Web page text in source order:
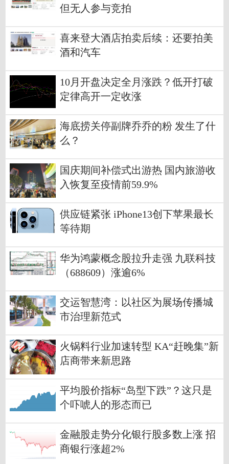
但无人参与竞拍
喜来登大酒店拍卖后续：还要拍美
酒和汽车
10月开盘决定全月涨跌？低开打破
定律高开一定收涨
海底捞关停副牌乔乔的粉 发生了什
么？
国庆期间补偿式出游热 国内旅游收
入恢复至疫情前59.9%
供应链紧张 iPhone13创下苹果最长
等待期
华为鸿蒙概念股拉升走强 九联科技
（688609）涨逾6%
交运智慧湾：以社区为展场传播城
市治理新范式
火锅料行业加速转型 KA“赶晚集”新
店商带来新思路
平均股价指标“岛型下跌”？这只是
个吓唬人的形态而已
金融股走势分化银行股多数上涨 招
商银行涨超2%